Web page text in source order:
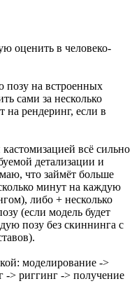
оценить в человеко-
позу на встроенных
сами за несколько
рендеринг, если в
всё сильно
детализации и
что займёт больше
минут на каждую
либо + несколько
(если модель будет
позу без скиннинга с
моделирование ->
-> риггинг -> получение